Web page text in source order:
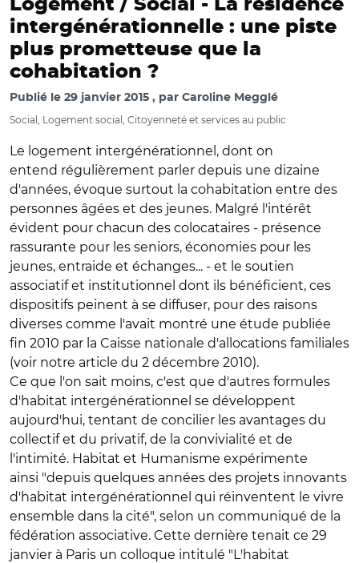
Logement / Social - La résidence
intergénérationnelle : une piste
plus prometteuse que la
cohabitation ?
Publié le 29 janvier 2015 par Caroline Megglé
Social, Logement social, Citoyenneté et services au public
Le logement intergénérationnel, dont on
entend régulièrement parler depuis une dizaine
d'années, évoque surtout la cohabitation entre des
personnes âgées et des jeunes. Malgré l'intérêt
évident pour chacun des colocataires - présence
rassurante pour les seniors, économies pour les
jeunes, entraide et échanges... - et le soutien
associatif et institutionnel dont ils bénéficient, ces
dispositifs peinent à se diffuser, pour des raisons
diverses comme l'avait montré une étude publiée
fin 2010 par la Caisse nationale d'allocations familiales
(voir notre article du 2 décembre 2010).
Ce que l'on sait moins, c'est que d'autres formules
d'habitat intergénérationnel se développent
aujourd'hui, tentant de concilier les avantages du
collectif et du privatif, de la convivialité et de
l'intimité. Habitat et Humanisme expérimente
ainsi "depuis quelques années des projets innovants
d'habitat intergénérationnel qui réinventent le vivre
ensemble dans la cité", selon un communiqué de la
fédération associative. Cette dernière tenait ce 29
janvier à Paris un colloque intitulé "L'habitat